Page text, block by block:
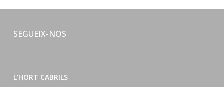
SEGUEIX-NOS
L'HORT CABRILS